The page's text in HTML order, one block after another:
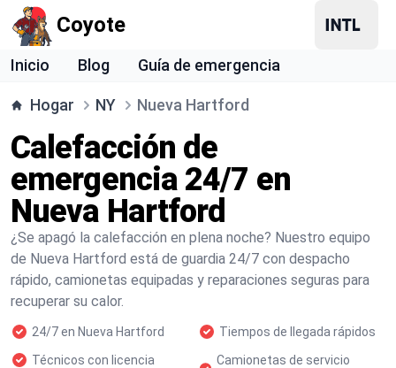
Coyote
Inicio Blog Guía de emergencia
Hogar NY Nueva Hartford
Calefacción de
emergencia 24/7 en
Nueva Hartford
¿Se apagó la calefacción en plena noche? Nuestro equipo
de Nueva Hartford está de guardia 24/7 con despacho
rápido, camionetas equipadas y reparaciones seguras para
recuperar su calor.
24/7 en Nueva Hartford
Tiempos de llegada rápidos
Técnicos con licencia
Camionetas de servicio